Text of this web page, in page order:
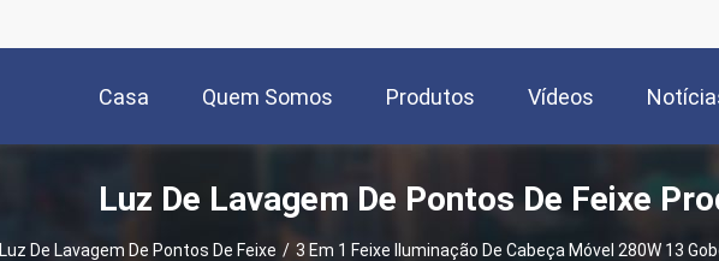
Casa Quem Somos Produtos Vídeos
Luz De Lavagem De Pontos De Feixe
Luz De Lavagem De Pontos De Feixe / 3 Em 1 Feixe Iluminação De Cabeça Móvel 280W 13